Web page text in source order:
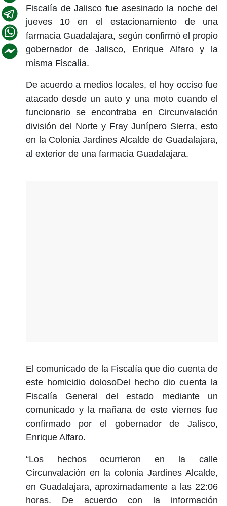
Fiscalía de Jalisco fue asesinado la noche del
jueves 10 en el estacionamiento de una
farmacia Guadalajara, según confirmó el propio
gobernador de Jalisco, Enrique Alfaro y la
misma Fiscalía.
De acuerdo a medios locales, el hoy occiso fue
atacado desde un auto y una moto cuando el
funcionario se encontraba en Circunvalación
división del Norte y Fray Junípero Sierra, esto
en la Colonia Jardines Alcalde de Guadalajara,
al exterior de una farmacia Guadalajara.
El comunicado de la Fiscalía que dio cuenta de
este homicidio dolosoDel hecho dio cuenta la
Fiscalía General del estado mediante un
comunicado y la mañana de este viernes fue
confirmado por el gobernador de Jalisco,
Enrique Alfaro.
“Los hechos ocurrieron en la calle
Circunvalación en la colonia Jardines Alcalde,
en Guadalajara, aproximadamente a las 22:06
horas. De acuerdo con la información